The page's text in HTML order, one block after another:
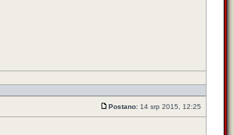
Postano: 14 srp 2015, 12:25